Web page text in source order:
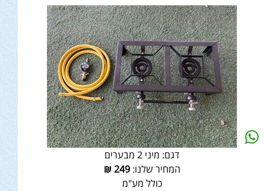
דגם: מיני 2 מבערים
המחיר שלנו:249
₪
כולל מע"מ